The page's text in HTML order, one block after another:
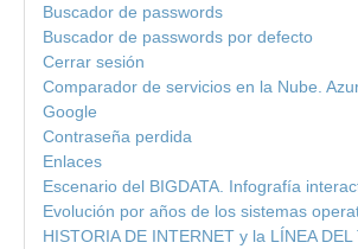
Buscador de passwords
Buscador de passwords por defecto
Cerrar sesión
Comparador de servicios en la Nube.
Google
Contraseña perdida
Enlaces
Escenario del BIGDATA. Infografía
Evolución por años de los sistemas
HISTORIA DE INTERNET y la LÍNEA DEL